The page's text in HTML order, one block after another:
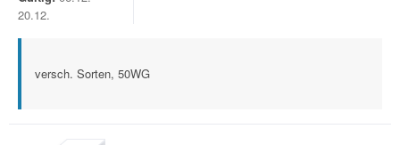
20.12.
versch. Sorten, 50WG